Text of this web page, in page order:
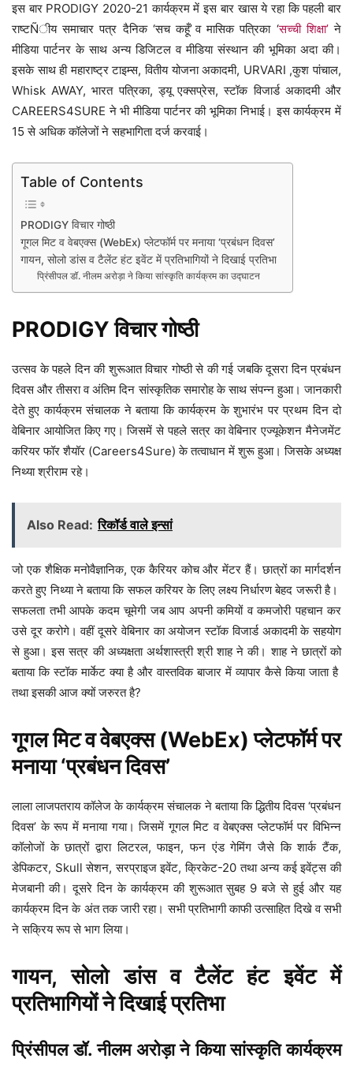
इस बार PRODIGY 2020-21 कार्यक्रम में इस बार खास ये रहा कि पहली बार
राष्टÑीय समाचार पत्र दैनिक ‘सच कहूँ’ व मासिक पत्रिका ‘सच्ची शिक्षा’ने
मीडिया पार्टनर के साथ अन्य डिजिटल व मीडिया संस्थान की भूमिका अदा की।
इसके साथ ही महाराष्ट्र टाइम्स, वितीय योजना अकादमी, URVARI ,कुश पांचाल,
Whisk AWAY, भारत पत्रिका, ड्यू एक्सप्रेस, स्टॉक विजार्ड अकादमी और
CAREERS4SURE ने भी मीडिया पार्टनर की भूमिका निभाई। इस कार्यक्रम में
15 से अधिक कॉलेजों ने सहभागिता दर्ज करवाई।
Table of Contents
PRODIGY विचार गोष्ठी
गूगल मिट व वेबएक्स (WebEx) प्लेटफॉर्म पर मनाया ‘प्रबंधन दिवस’
गायन, सोलो डांस व टैलेंट हंट इवेंट में प्रतिभागियों ने दिखाई प्रतिभा
प्रिंसीपल डॉ. नीलम अरोड़ा ने किया सांस्कृति कार्यक्रम का उद्घाटन
PRODIGY विचार गोष्ठी
उत्सव के पहले दिन की शुरूआत विचार गोष्ठी से की गई जबकि दूसरा दिन प्रबंधन
दिवस और तीसरा व अंतिम दिन सांस्कृतिक समारोह के साथ संपन्न हुआ। जानकारी
देते हुए कार्यक्रम संचालक ने बताया कि कार्यक्रम के शुभारंभ पर प्रथम दिन दो
वेबिनार आयोजित किए गए। जिसमें से पहले सत्र का वेबिनार एज्यूकेशन मैनेजमेंट
करियर फॉर शैयॉर (Careers4Sure) के तत्वाधान में शुरू हुआ। जिसके अध्यक्ष
निथ्या श्रीराम रहे।
Also Read: रिकॉर्ड वाले इन्सां
जो एक शैक्षिक मनोवैज्ञानिक, एक कैरियर कोच और मेंटर हैं। छात्रों का मार्गदर्शन
करते हुए निथ्या ने बताया कि सफल करियर के लिए लक्ष्य निर्धारण बेहद जरूरी है।
सफलता तभी आपके कदम चूमेगी जब आप अपनी कमियों व कमजोरी पहचान कर
उसे दूर करोगे। वहीं दूसरे वेबिनार का अयोजन स्टॉक विजार्ड अकादमी के सहयोग
से हुआ। इस सत्र की अध्यक्षता अर्थशास्त्री श्री शाह ने की। शाह ने छात्रों को
बताया कि स्टॉक मार्केट क्या है और वास्तविक बाजार में व्यापार कैसे किया जाता है
तथा इसकी आज क्यों जरुरत है?
गूगल मिट व वेबएक्स (WebEx) प्लेटफॉर्म पर
मनाया ‘प्रबंधन दिवस’
लाला लाजपतराय कॉलेज के कार्यक्रम संचालक ने बताया कि द्धितीय दिवस ‘प्रबंधन
दिवस’ के रूप में मनाया गया। जिसमें गूगल मिट व वेबएक्स प्लेटफॉर्म पर विभिन्न
कॉलोजों के छात्रों द्वारा लिटरल, फाइन, फन एंड गेमिंग जैसे कि शार्क टैंक,
डेपिकटर, Skull सेशन, सरप्राइज इवेंट, क्रिकेट-20 तथा अन्य कई इवेंट्स की
मेजबानी की। दूसरे दिन के कार्यक्रम की शुरूआत सुबह 9 बजे से हुई और यह
कार्यक्रम दिन के अंत तक जारी रहा। सभी प्रतिभागी काफी उत्साहित दिखे व सभी
ने सक्रिय रूप से भाग लिया।
गायन, सोलो डांस व टैलेंट हंट इवेंट में
प्रतिभागियों ने दिखाई प्रतिभा
प्रिंसीपल डॉ. नीलम अरोड़ा ने किया सांस्कृति कार्यक्रम